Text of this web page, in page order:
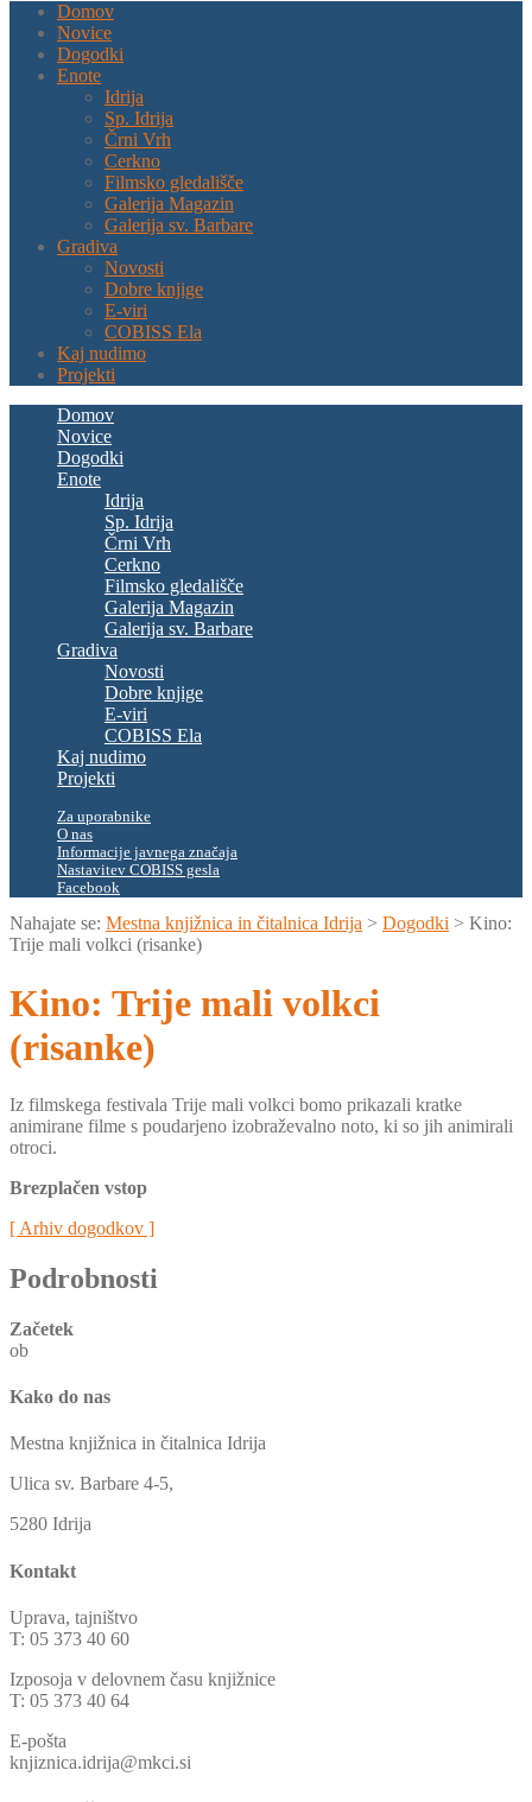
Domov
Novice
Dogodki
Enote
Idrija
Sp. Idrija
Črni Vrh
Cerkno
Filmsko gledališče
Galerija Magazin
Galerija sv. Barbare
Gradiva
Novosti
Dobre knjige
E-viri
COBISS Ela
Kaj nudimo
Projekti
Domov
Novice
Dogodki
Enote
Idrija
Sp. Idrija
Črni Vrh
Cerkno
Filmsko gledališče
Galerija Magazin
Galerija sv. Barbare
Gradiva
Novosti
Dobre knjige
E-viri
COBISS Ela
Kaj nudimo
Projekti
Za uporabnike
O nas
Informacije javnega značaja
Nastavitev COBISS gesla
Facebook
Nahajate se: Mestna knjižnica in čitalnica Idrija > Dogodki > Kino:
Trije mali volkci (risanke)
Kino: Trije mali volkci
(risanke)
Iz filmskega festivala Trije mali volkci bomo prikazali kratke
animirane filme s poudarjeno izobraževalno noto, ki so jih animirali
otroci.
Brezplačen vstop
[ Arhiv dogodkov ]
Podrobnosti
Začetek
ob
Kako do nas
Mestna knjižnica in čitalnica Idrija
Ulica sv. Barbare 4-5,
5280 Idrija
Kontakt
Uprava, tajništvo
T: 05 373 40 60
Izposoja v delovnem času knjižnice
T: 05 373 40 64
E-pošta
knjiznica.idrija@mkci.si